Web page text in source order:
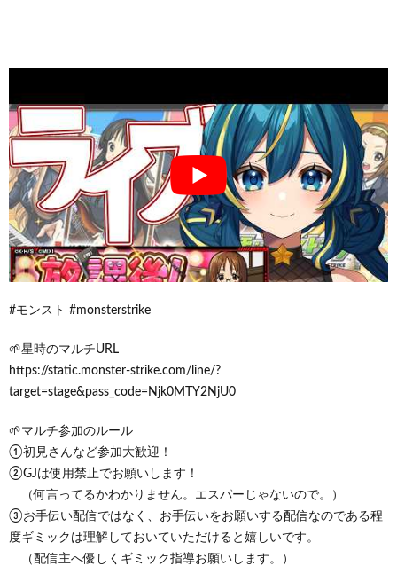
#モンスト #monsterstrike
🌱星時のマルチURL
https://static.monster-strike.com/line/?
target=stage&pass_code=Njk0MTY2NjU0
🌱マルチ参加のルール
①初見さんなど参加大歓迎！
②GJは使用禁止でお願いします！
（何言ってるかわかりません。エスパーじゃないので。）
③お手伝い配信ではなく、お手伝いをお願いする配信なのである程
度ギミックは理解しておいていただけると嬉しいです。
（配信主へ優しくギミック指導お願いします。）